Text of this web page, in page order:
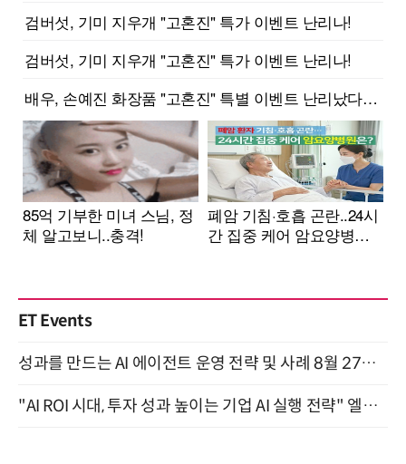
ET Events
성과를 만드는 AI 에이전트 운영 전략 및 사례 8월 27일 개최
"AI ROI 시대, 투자 성과 높이는 기업 AI 실행 전략" 엘타워 6층 (9월 18일)